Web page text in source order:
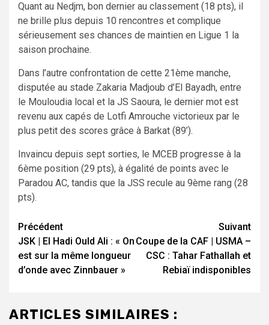
Quant au Nedjm, bon dernier au classement (18 pts), il
ne brille plus depuis 10 rencontres et complique
sérieusement ses chances de maintien en Ligue 1 la
saison prochaine.
Dans l’autre confrontation de cette 21ème manche,
disputée au stade Zakaria Madjoub d’El Bayadh, entre
le Mouloudia local et la JS Saoura, le dernier mot est
revenu aux capés de Lotfi Amrouche victorieux par le
plus petit des scores grâce à Barkat (89’).
Invaincu depuis sept sorties, le MCEB progresse à la
6ème position (29 pts), à égalité de points avec le
Paradou AC, tandis que la JSS recule au 9ème rang (28
pts).
Navigation
d’article
Précédent
JSK | El Hadi Ould Ali : « On
est sur la même longueur
d’onde avec Zinnbauer »
Suivant
Coupe de la CAF | USMA –
CSC : Tahar Fathallah et
Rebiaï indisponibles
ARTICLES SIMILAIRES :